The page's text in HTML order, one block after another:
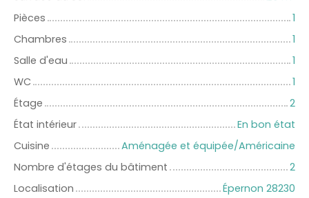
Pièces
1
Chambres
1
Salle d'eau
1
WC
1
Étage
2
État intérieur
En bon état
Cuisine
Aménagée et équipée/Américaine
Nombre d'étages du bâtiment
2
Localisation
Épernon 28230